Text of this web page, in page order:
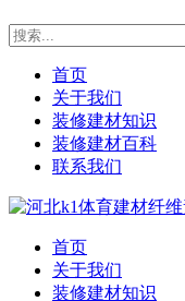
首页
关于我们
装修建材知识
装修建材百科
联系我们
首页
关于我们
装修建材知识